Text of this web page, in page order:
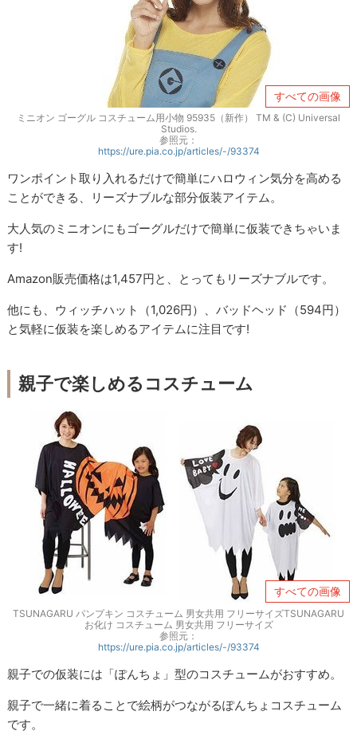
すべての画像
ミニオン ゴーグル コスチューム用小物 95935（新作） TM & (C) Universal
Studios.
参照元：
https://ure.pia.co.jp/articles/-/93374
ワンポイント取り入れるだけで簡単にハロウィン気分を高める
ことができる、リーズナブルな部分仮装アイテム。
大人気のミニオンにもゴーグルだけで簡単に仮装できちゃいま
す!
Amazon販売価格は1,457円と、とってもリーズナブルです。
他にも、ウィッチハット（1,026円）、バッドヘッド（594円）
と気軽に仮装を楽しめるアイテムに注目です!
親子で楽しめるコスチューム
すべての画像
TSUNAGARU パンプキン コスチューム 男女共用 フリーサイズTSUNAGARU
お化け コスチューム 男女共用 フリーサイズ
参照元：
https://ure.pia.co.jp/articles/-/93374
親子での仮装には「ぽんちょ」型のコスチュームがおすすめ。
親子で一緒に着ることで絵柄がつながるぽんちょコスチューム
です。